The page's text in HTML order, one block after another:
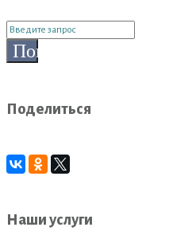
Поиск
для:
Поиск
Поделиться
Наши услуги